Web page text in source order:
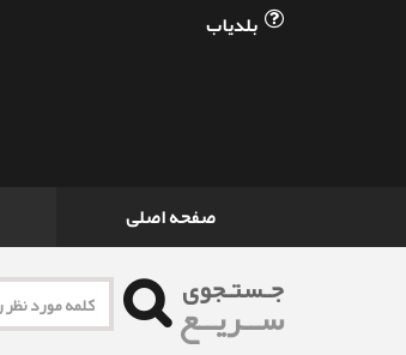
بلدیاب
صفحه اصلی
جـستـجوی
ســریــع